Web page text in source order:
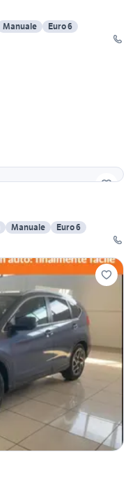
Manuale
Euro 6
Manuale
Euro 6